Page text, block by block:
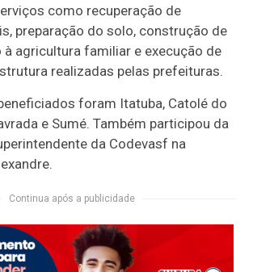
como recuperação de
preparação do solo, construção de
à agricultura familiar e execução de
realizadas pelas prefeituras.
foram Itatuba, Catolé do
e Sumé. Também participou da
da Codevasf na
Continua após a publicidade